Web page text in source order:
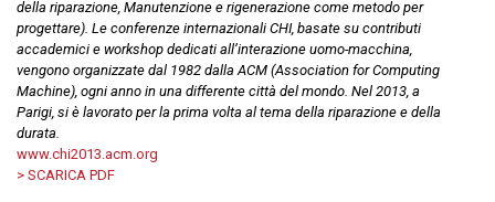
della riparazione, Manutenzione e rigenerazione come metodo per
progettare). Le conferenze internazionali CHI, basate su contributi
accademici e workshop dedicati all’interazione uomo-macchina,
vengono organizzate dal 1982 dalla ACM (Association for Computing
Machine), ogni anno in una differente città del mondo. Nel 2013, a
Parigi, si è lavorato per la prima volta al tema della riparazione e della
durata.
www.chi2013.acm.org
> SCARICA PDF